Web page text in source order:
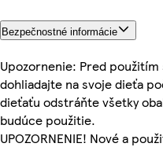
Bezpečnostné informácie
Upozornenie: Pred
dohliadajte na svoje dieťa
dieťaťu odstráňte všetky
budúce použitie.
UPOZORNENIE! Nové a